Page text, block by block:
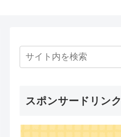
ム
スポンサードリンク